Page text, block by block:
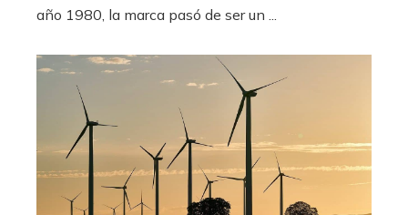
año 1980, la marca pasó de ser un ...